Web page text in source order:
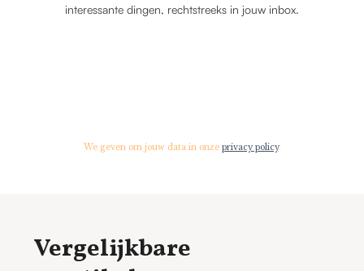
interessante dingen, rechtstreeks in jouw inbox.
We geven om jouw data in onze privacy policy.
Vergelijkbare